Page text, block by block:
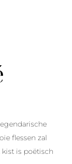
flessen zal
kist is poëtisch